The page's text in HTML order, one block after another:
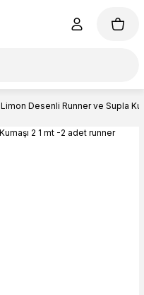
Limon Desenli Runner ve Supla